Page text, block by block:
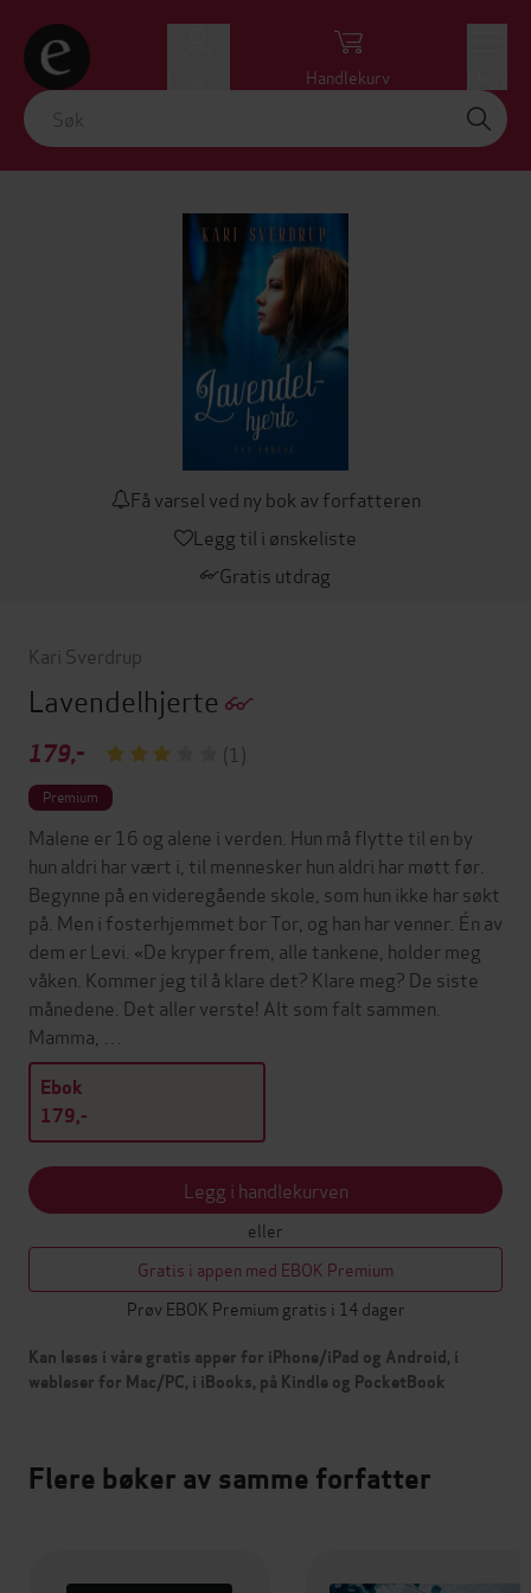
Handlekurv
Få varsel ved ny bok av forfatteren
Legg til i ønskeliste
Gratis utdrag
Kari Sverdrup
Lavendelhjerte
179,- (1)
Premium
Malene er 16 og alene i verden. Hun må flytte til en by
hun aldri har vært i, til mennesker hun aldri har møtt før.
Begynne på en videregående skole, som hun ikke har søkt
på. Men i fosterhjemmet bor Tor, og han har venner. Én av
dem er Levi. «De kryper frem, alle tankene, holder meg
våken. Kommer jeg til å klare det? Klare meg? De siste
månedene. Det aller verste! Alt som falt sammen.
Mamma, …
Ebok
179,-
Legg i handlekurven
eller
Gratis i appen med EBOK Premium
Prøv EBOK Premium gratis i 14 dager
Kan leses i våre gratis apper for iPhone/iPad og Android, i
webleser for Mac/PC, i iBooks, på Kindle og PocketBook
Flere bøker av samme forfatter